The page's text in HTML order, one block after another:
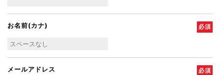
お名前(カナ) 必須
メールアドレス 必須